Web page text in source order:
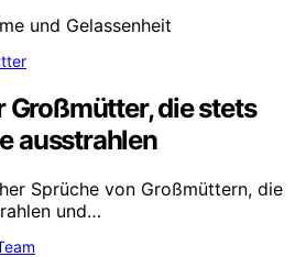
die stets
ausstrahlen
Sprüche von Großmüttern, die
und…